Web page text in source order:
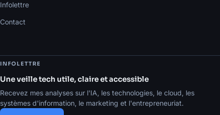
Infolettre
Contact
INFOLETTRE
Une veille tech utile, claire et accessible
Recevez mes analyses sur l'IA, les technologies, le cloud, les
systèmes d'information, le marketing et l'entrepreneuriat.